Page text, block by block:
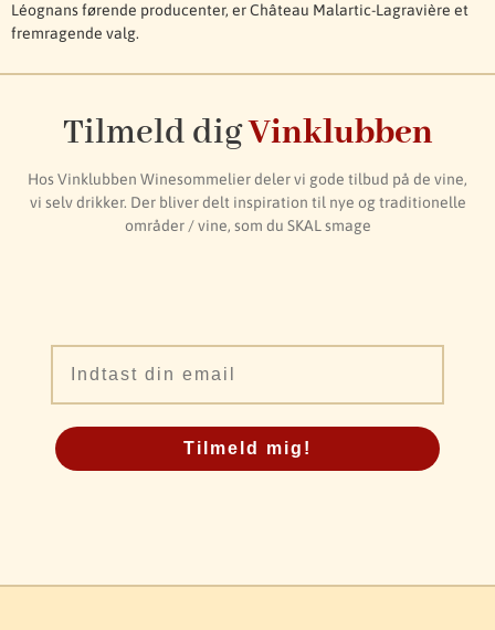
Léognans førende producenter, er Château Malartic-Lagravière et
fremragende valg.
Tilmeld digVinklubben
Hos Vinklubben Winesommelier deler vi gode tilbud på de vine,
vi selv drikker. Der bliver delt inspiration til nye og traditionelle
områder / vine, som du SKAL smage
Tilmeld mig!